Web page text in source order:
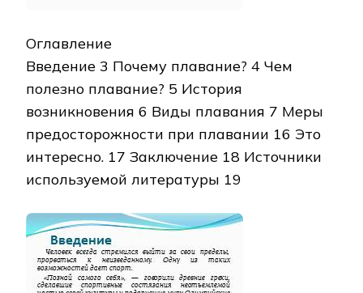
Оглавление
Введение 3 Почему плавание? 4 Чем
полезно плавание? 5 История
возникновения 6 Виды плавания 7 Меры
предосторожности при плавании 16 Это
интересно. 17 Заключение 18 Источники
используемой литературы 19